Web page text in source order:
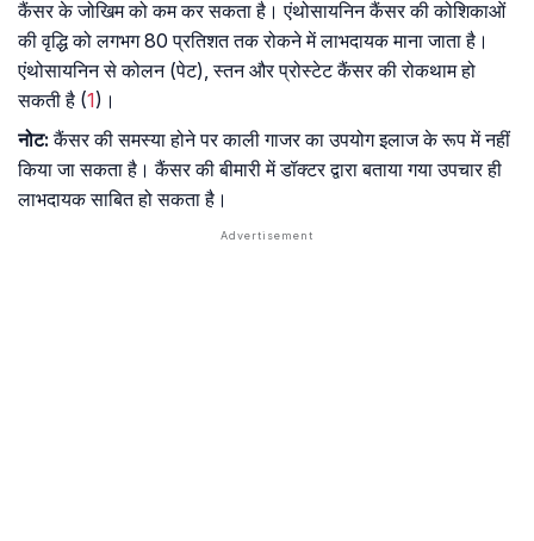
कैंसर के जोखिम को कम कर सकता है। एंथोसायनिन कैंसर की कोशिकाओं
की वृद्धि को लगभग 80 प्रतिशत तक रोकने में लाभदायक माना जाता है।
एंथोसायनिन से कोलन (पेट), स्तन और प्रोस्टेट कैंसर की रोकथाम हो
सकती है (1)।
नोट: कैंसर की समस्या होने पर काली गाजर का उपयोग इलाज के रूप में नहीं
किया जा सकता है। कैंसर की बीमारी में डॉक्टर द्वारा बताया गया उपचार ही
लाभदायक साबित हो सकता है।